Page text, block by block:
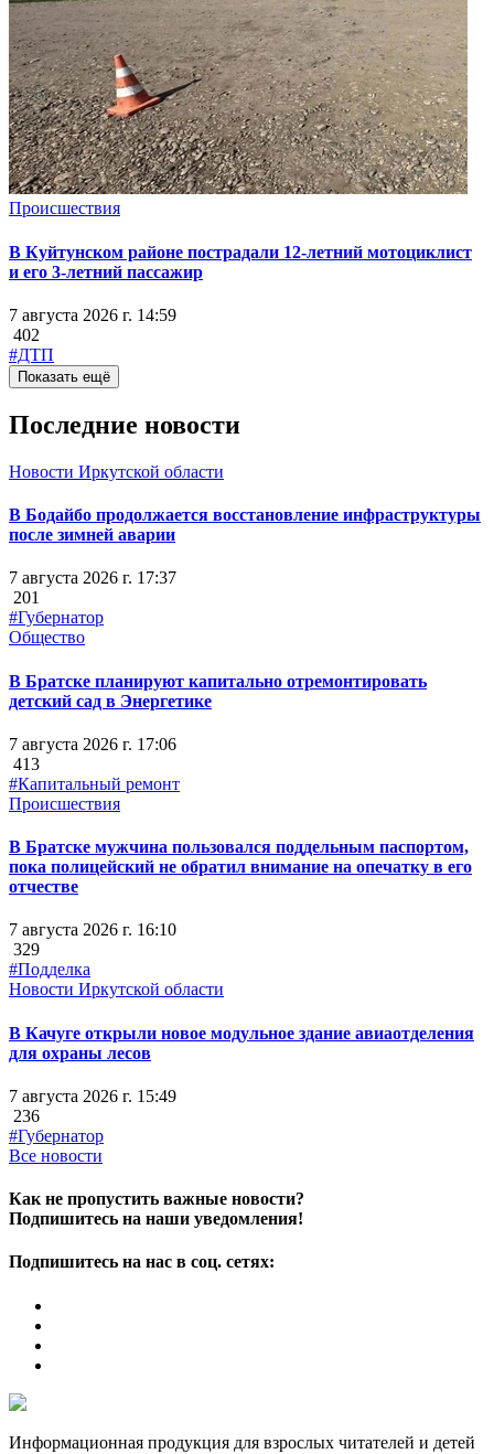
Происшествия
В Куйтунском районе пострадали 12-летний мотоциклист
и его 3-летний пассажир
7 августа 2026 г. 14:59
402
#ДТП
Показать ещё
Последние новости
Новости Иркутской области
В Бодайбо продолжается восстановление инфраструктуры
после зимней аварии
7 августа 2026 г. 17:37
201
#Губернатор
Общество
В Братске планируют капитально отремонтировать
детский сад в Энергетике
7 августа 2026 г. 17:06
413
#Капитальный ремонт
Происшествия
В Братске мужчина пользовался поддельным паспортом,
пока полицейский не обратил внимание на опечатку в его
отчестве
7 августа 2026 г. 16:10
329
#Подделка
Новости Иркутской области
В Качуге открыли новое модульное здание авиаотделения
для охраны лесов
7 августа 2026 г. 15:49
236
#Губернатор
Все новости
Как не пропустить важные новости?
Подпишитесь на наши уведомления!
Подпишитесь на нас в соц. сетях:
Информационная продукция для взрослых читателей и детей